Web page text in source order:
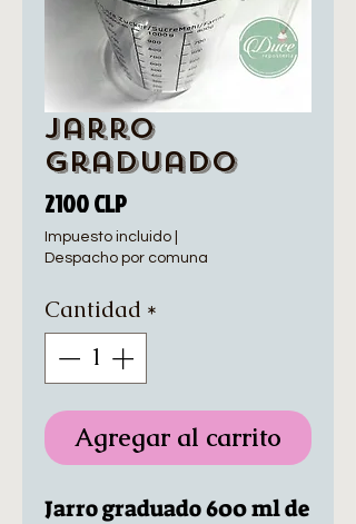
Jarro
Graduado
2100 CLPPrecio
Impuesto incluido
Despacho por comuna
Cantidad *
Agregar al carrito
Jarro graduado 600 ml de